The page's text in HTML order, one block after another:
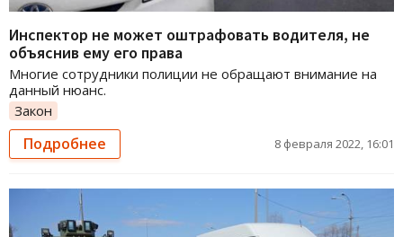
Инспектор не может оштрафовать водителя, не
объяснив ему его права
Многие сотрудники полиции не обращают внимание на
данный нюанс.
Закон
Подробнее 8 февраля 2022, 16:01